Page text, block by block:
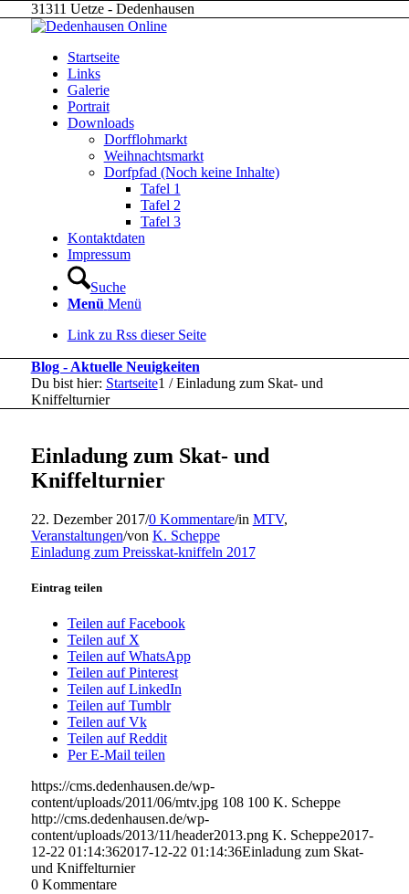
31311 Uetze - Dedenhausen
Startseite
Links
Galerie
Portrait
Downloads
Dorfflohmarkt
Weihnachtsmarkt
Dorfpfad (Noch keine Inhalte)
Tafel 1
Tafel 2
Tafel 3
Kontaktdaten
Impressum
Suche
Menü Menü
Link zu Rss dieser Seite
Blog - Aktuelle Neuigkeiten
Du bist hier: Startseite1 / Einladung zum Skat- und
Kniffelturnier
Einladung zum Skat- und
Kniffelturnier
22. Dezember 2017/0 Kommentare/in MTV,
Veranstaltungen/von K. Scheppe
Einladung zum Preisskat-kniffeln 2017
Eintrag teilen
Teilen auf Facebook
Teilen auf X
Teilen auf WhatsApp
Teilen auf Pinterest
Teilen auf LinkedIn
Teilen auf Tumblr
Teilen auf Vk
Teilen auf Reddit
Per E-Mail teilen
https://cms.dedenhausen.de/wp-
content/uploads/2011/06/mtv.jpg 108 100 K. Scheppe
http://cms.dedenhausen.de/wp-
content/uploads/2013/11/header2013.png K. Scheppe2017-
12-22 01:14:362017-12-22 01:14:36Einladung zum Skat-
und Kniffelturnier
0 Kommentare